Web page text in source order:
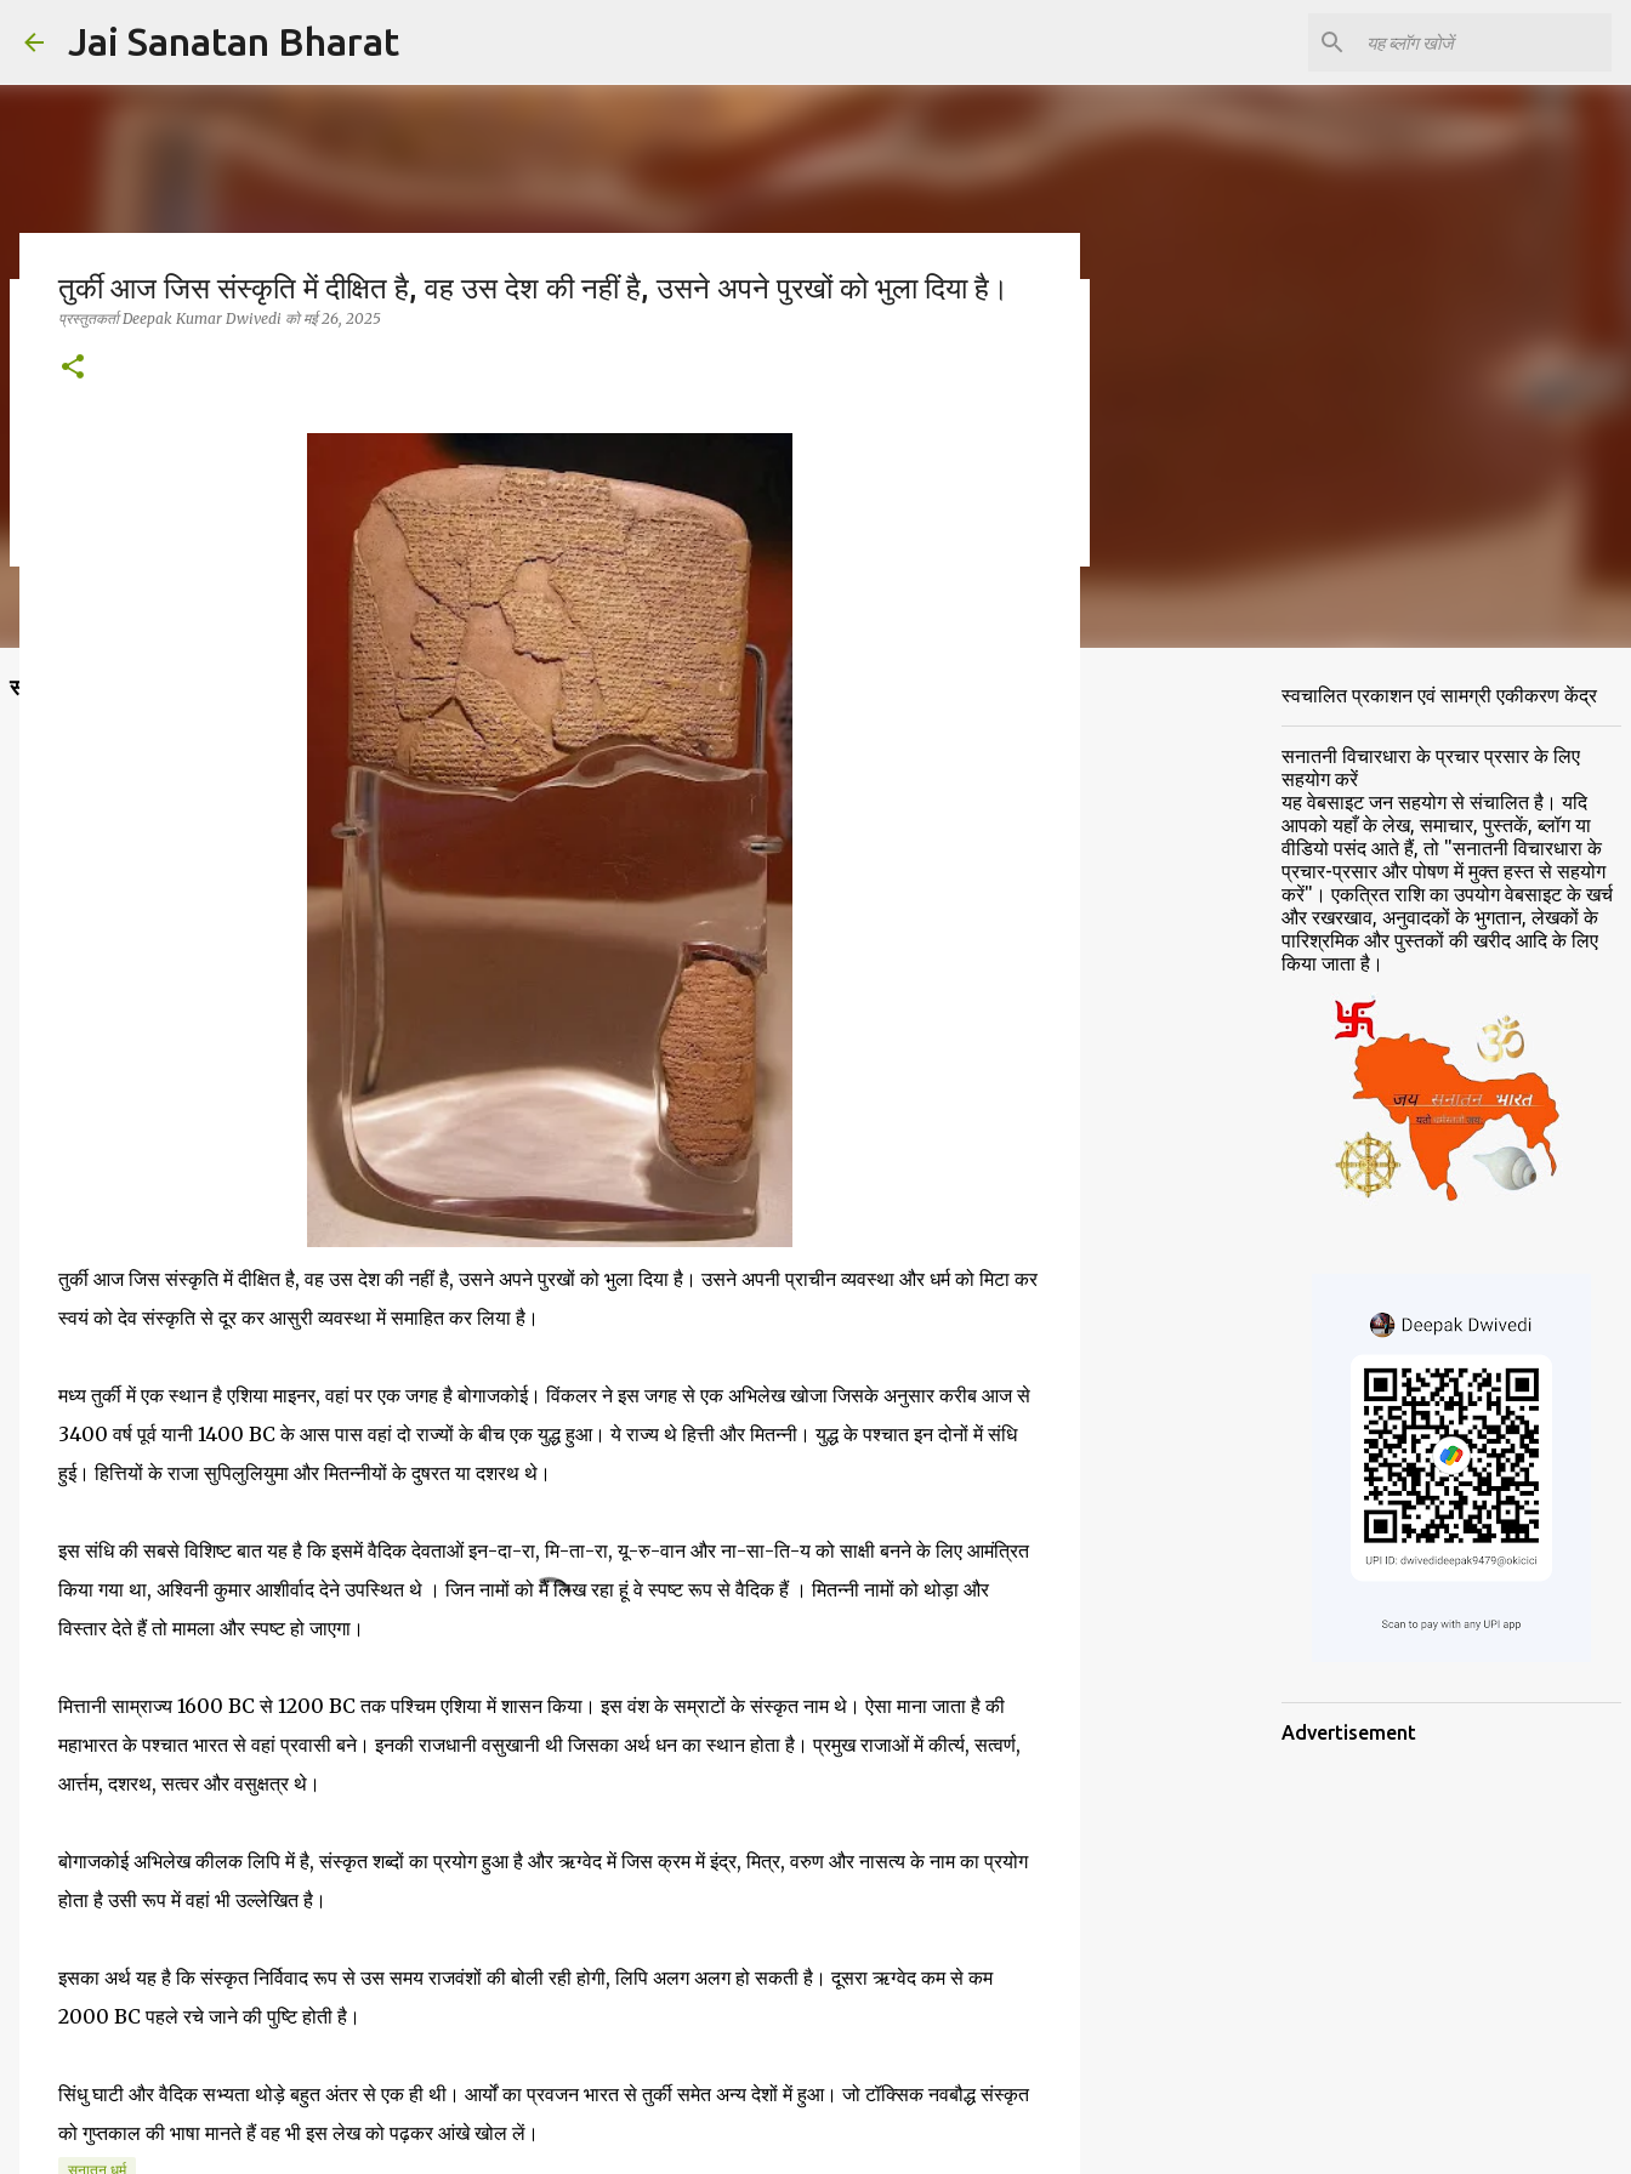
Jai Sanatan Bharat
सनातन विचार ही वह प्रकाश है, जहाँ से जीवन, धर्म और कर्तव्य—तीनों का सत्य प्रकट होता है।
हिंदू होने का अर्थ : नर से नारायण बनने की यात्रा
प्रस्तुतकर्ता
तुर्की आज जिस संस्कृति में दीक्षित है, वह उस देश की नहीं है, उसने अपने पुरखों को भुला दिया है।
प्रस्तुतकर्ताDeepak Kumar Dwivedi कोमई 26, 2025
तुर्की आज जिस संस्कृति में दीक्षित है, वह उस देश की नहीं है, उसने अपने पुरखों को भुला दिया है। उसने अपनी प्राचीन व्यवस्था और धर्म को मिटा कर
स्वयं को देव संस्कृति से दूर कर आसुरी व्यवस्था में समाहित कर लिया है।
मध्य तुर्की में एक स्थान है एशिया माइनर, वहां पर एक जगह है बोगाजकोई। विंकलर ने इस जगह से एक अभिलेख खोजा जिसके अनुसार करीब आज से
3400 वर्ष पूर्व यानी 1400 BC के आस पास वहां दो राज्यों के बीच एक युद्ध हुआ। ये राज्य थे हित्ती और मितन्नी। युद्ध के पश्चात इन दोनों में संधि
हुई। हित्तियों के राजा सुपिलुलियुमा और मितन्नीयों के दुषरत या दशरथ थे।
इस संधि की सबसे विशिष्ट बात यह है कि इसमें वैदिक देवताओं इन-दा-रा, मि-ता-रा, यू-रु-वान और ना-सा-ति-य को साक्षी बनने के लिए आमंत्रित
किया गया था, अश्विनी कुमार आशीर्वाद देने उपस्थित थे । जिन नामों को मैं लिख रहा हूं वे स्पष्ट रूप से वैदिक हैं । मितन्नी नामों को थोड़ा और
विस्तार देते हैं तो मामला और स्पष्ट हो जाएगा।
मित्तानी साम्राज्य 1600 BC से 1200 BC तक पश्चिम एशिया में शासन किया। इस वंश के सम्राटों के संस्कृत नाम थे। ऐसा माना जाता है की
महाभारत के पश्चात भारत से वहां प्रवासी बने। इनकी राजधानी वसुखानी थी जिसका अर्थ धन का स्थान होता है। प्रमुख राजाओं में कीर्त्य, सत्वर्ण,
आर्त्तम, दशरथ, सत्वर और वसुक्षत्र थे।
बोगाजकोई अभिलेख कीलक लिपि में है, संस्कृत शब्दों का प्रयोग हुआ है और ऋग्वेद में जिस क्रम में इंद्र, मित्र, वरुण और नासत्य के नाम का प्रयोग
होता है उसी रूप में वहां भी उल्लेखित है।
इसका अर्थ यह है कि संस्कृत निर्विवाद रूप से उस समय राजवंशों की बोली रही होगी, लिपि अलग अलग हो सकती है। दूसरा ऋग्वेद कम से कम
2000 BC पहले रचे जाने की पुष्टि होती है।
सिंधु घाटी और वैदिक सभ्यता थोड़े बहुत अंतर से एक ही थी। आर्यों का प्रवजन भारत से तुर्की समेत अन्य देशों में हुआ। जो टॉक्सिक नवबौद्ध संस्कृत
को गुप्तकाल की भाषा मानते हैं वह भी इस लेख को पढ़कर आंखे खोल लें।
सनातन धर्म
स्वचालित प्रकाशन एवं सामग्री एकीकरण केंद्र
सनातनी विचारधारा के प्रचार प्रसार के लिए
सहयोग करें
यह वेबसाइट जन सहयोग से संचालित है। यदि
आपको यहाँ के लेख, समाचार, पुस्तकें, ब्लॉग या
वीडियो पसंद आते हैं, तो "सनातनी विचारधारा के
प्रचार-प्रसार और पोषण में मुक्त हस्त से सहयोग
करें"। एकत्रित राशि का उपयोग वेबसाइट के खर्च
और रखरखाव, अनुवादकों के भुगतान, लेखकों के
पारिश्रमिक और पुस्तकों की खरीद आदि के लिए
किया जाता है।
Advertisement